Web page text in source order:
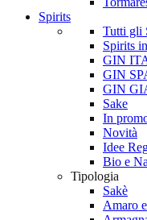
Spirits
Tutti gli
Spirits
GIN
GIN
GIN
Sake
In
Novità
Idee
Bio e
Tipologia
Sakè
Amaro